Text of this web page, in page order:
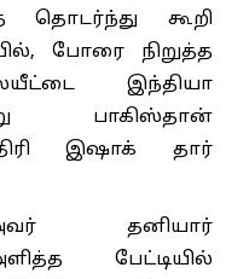
தொடர்ந்து கூறி
போரை நிறுத்த
இந்தியா
பாகிஸ்தான்
இஷாக் தார்
தனியார்
பேட்டியில்